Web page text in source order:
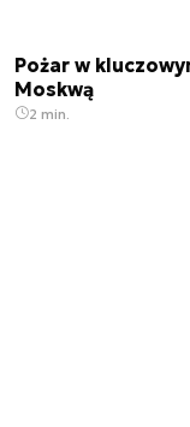
Pożar w
Moskwą
2 min.